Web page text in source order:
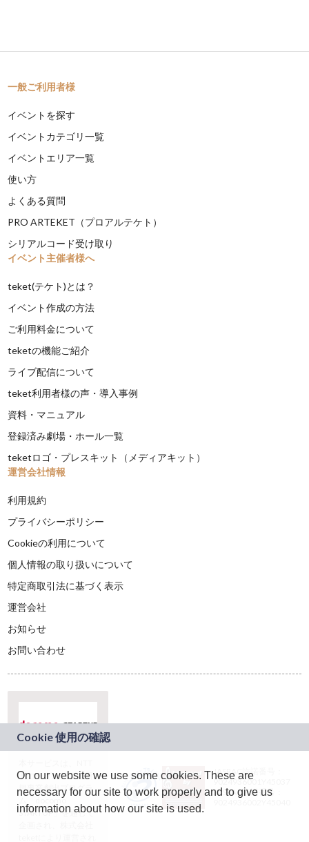
一般ご利用者様
イベントを探す
イベントカテゴリ一覧
イベントエリア一覧
使い方
よくある質問
PRO ARTEKET（プロアルテケト）
シリアルコード受け取り
イベント主催者様へ
teket(テケト)とは？
イベント作成の方法
ご利用料金について
teketの機能ご紹介
ライブ配信について
teket利用者様の声・導入事例
資料・マニュアル
登録済み劇場・ホール一覧
teketロゴ・プレスキット（メディアキット）
運営会社情報
利用規約
プライバシーポリシー
Cookieの利用について
個人情報の取り扱いについて
特定商取引法に基づく表示
運営会社
お知らせ
お問い合わせ
ドコモグループの新
規事業創出プログラ
ム「docomo
STARTUP」を通じて
JASRAC許諾番号：
9024936001Y45037
JASRAC許諾番号：
On our website we use some cookies. These are
necessary for our site to work properly and to give us
information about how our site is used.